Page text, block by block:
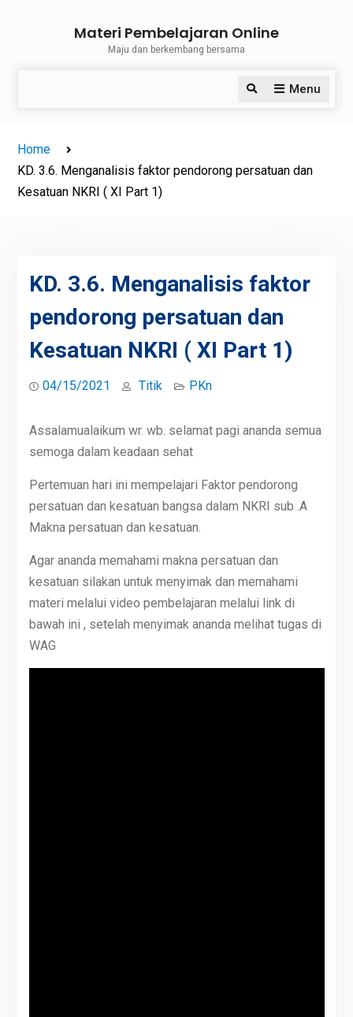
Materi Pembelajaran Online
Maju dan berkembang bersama
Menu
Search
Home
KD. 3.6. Menganalisis faktor pendorong persatuan dan
Kesatuan NKRI ( XI Part 1)
KD. 3.6. Menganalisis faktor
pendorong persatuan dan
Kesatuan NKRI ( XI Part 1)
04/15/2021 Titik PKn
Assalamualaikum wr. wb. selamat pagi ananda semua
semoga dalam keadaan sehat
Pertemuan hari ini mempelajari Faktor pendorong
persatuan dan kesatuan bangsa dalam NKRI sub .A
Makna persatuan dan kesatuan.
Agar ananda memahami makna persatuan dan
kesatuan silakan untuk menyimak dan memahami
materi melalui video pembelajaran melalui link di
bawah ini , setelah menyimak ananda melihat tugas di
WAG